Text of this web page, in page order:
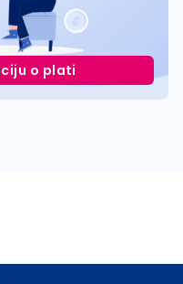
o plati